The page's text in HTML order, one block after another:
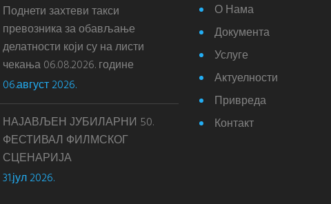
Поднети захтеви такси
превозника за обављање
делатности који су на листи
чекања 06.08.2026. године
06.август 2026.
НАЈАВЉЕН ЈУБИЛАРНИ 50.
ФЕСТИВАЛ ФИЛМСКОГ
СЦЕНАРИЈА
31.јул 2026.
О Нама
Документа
Услуге
Актуелности
Привреда
Контакт